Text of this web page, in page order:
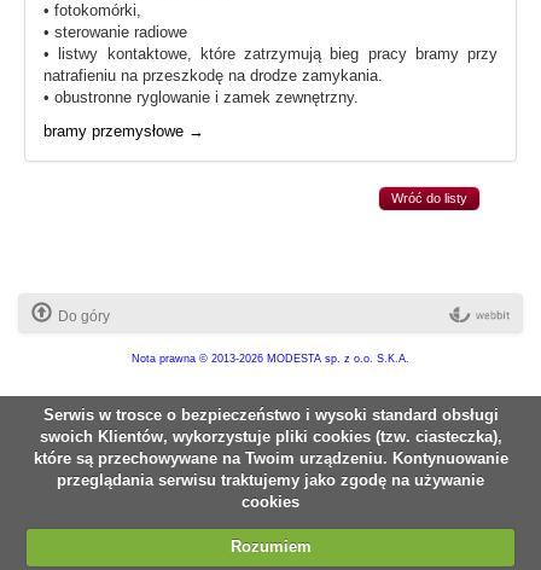
• fotokomórki,
• sterowanie radiowe
• listwy kontaktowe, które zatrzymują bieg pracy bramy przy
natrafieniu na przeszkodę na drodze zamykania.
• obustronne ryglowanie i zamek zewnętrzny.
bramy przemysłowe →
Wróć do listy
Do góry
Nota prawna © 2013-2026 MODESTA sp. z o.o. S.K.A.
Serwis w trosce o bezpieczeństwo i wysoki standard obsługi
swoich Klientów, wykorzystuje pliki cookies (tzw. ciasteczka),
które są przechowywane na Twoim urządzeniu. Kontynuowanie
przeglądania serwisu traktujemy jako zgodę na używanie
cookies
Rozumiem